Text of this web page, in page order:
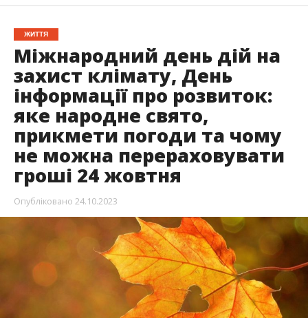
ЖИТТЯ
Міжнародний день дій на
захист клімату, День
інформації про розвиток:
яке народне свято,
прикмети погоди та чому
не можна перераховувати
гроші 24 жовтня
Опубліковано 24.10.2023